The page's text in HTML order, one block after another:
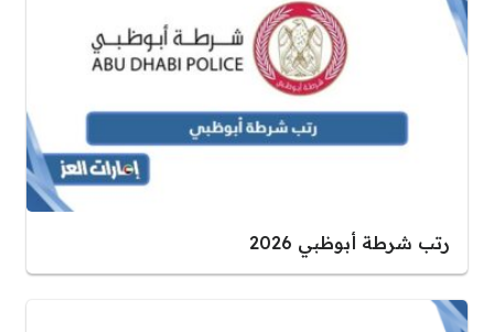
رتب شرطة أبوظبي 2026